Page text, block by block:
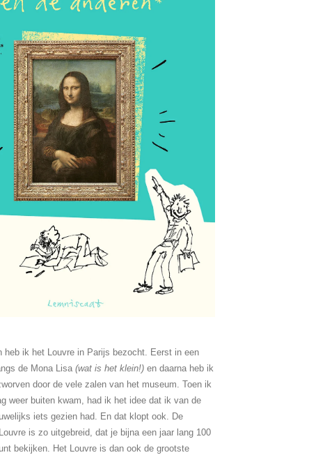
heb ik het Louvre in Parijs bezocht. Eerst in een
de Mona Lisa (wat is het klein!)en daarna heb ik
door de vele zalen van het museum. Toen ik
weer buiten kwam, had ik het idee dat ik van de
iets gezien had. En dat klopt ook. De
is zo uitgebreid, dat je bijna een jaar lang 100
bekijken. Het Louvre is dan ook de grootste